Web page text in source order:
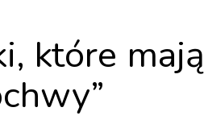
które mają